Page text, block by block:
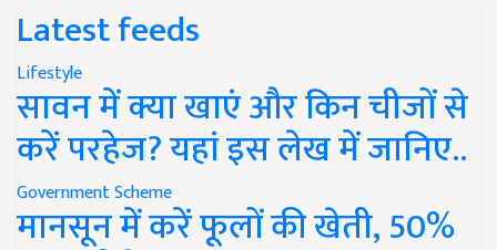
Latest feeds
Lifestyle
सावन में क्या खाएं और किन चीजों से
करें परहेज? यहां इस लेख में जानिए..
Government Scheme
मानसून में करें फूलों की खेती, 50%